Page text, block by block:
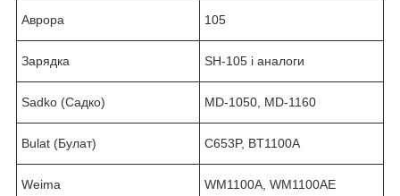
Аврора 105
Зарядка SH-105 і аналоги
Sadko (Садко) MD-1050, MD-1160
Bulat (Булат) C653P, BT1100A
Weima WM1100A, WM1100AE